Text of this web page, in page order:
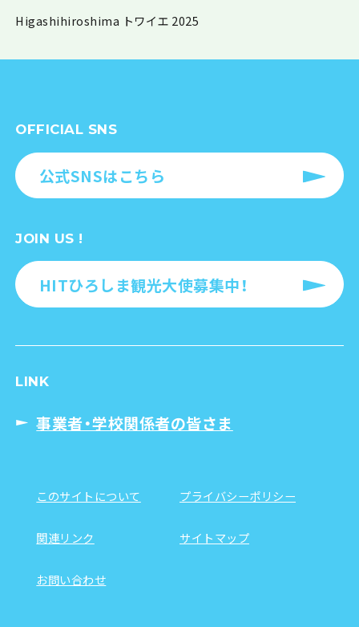
Higashihiroshima トワイエ 2025
OFFICIAL SNS
公式SNSはこちら
JOIN US !
HITひろしま観光大使募集中！
LINK
事業者・学校関係者の皆さま
このサイトについて プライバシーポリシー
関連リンク サイトマップ
お問い合わせ